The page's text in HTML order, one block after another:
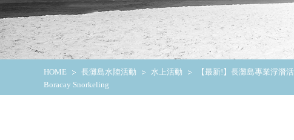
HOME 長灘島水陸活動 水上活動
【最新!】長灘島專業浮潛
Boracay Snorkeling